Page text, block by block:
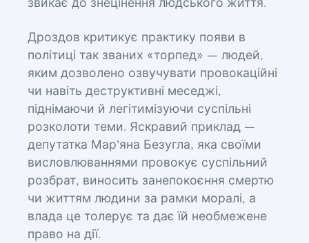
звикає до знецінення людського життя.
Дроздов критикує практику появи в
політиці так званих «торпед» — людей,
яким дозволено озвучувати провокаційні
чи навіть деструктивні меседжі,
піднімаючи й легітимізуючи суспільні
розколоти теми. Яскравий приклад —
депутатка Мар'яна Безугла, яка своїми
висловлюваннями провокує суспільний
розбрат, виносить занепокоєння смертю
чи життям людини за рамки моралі, а
влада це толерує та дає їй необмежене
право на дії.